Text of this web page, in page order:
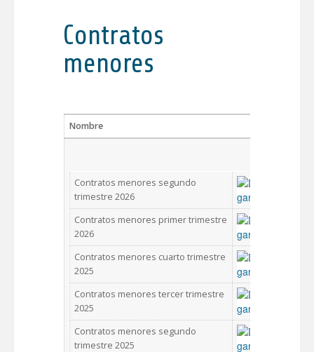
Contratos
menores
Nombre
Contratos menores segundo
trimestre 2026
Contratos menores primer trimestre
2026
Contratos menores cuarto trimestre
2025
Contratos menores tercer trimestre
2025
Contratos menores segundo
trimestre 2025